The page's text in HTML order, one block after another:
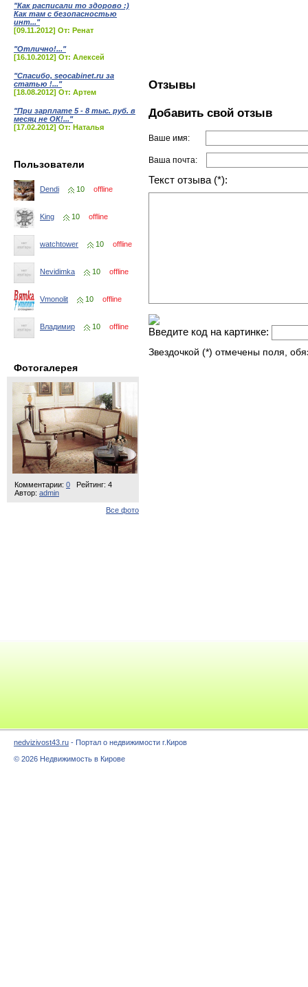
"Как расписали то здорово :)
Как там с безопасностью
инт..."
[09.11.2012] От: Ренат
"Отлично!..."
[16.10.2012] От: Алексей
"Спасибо, seocabinet.ru за
статью !..."
[18.08.2012] От: Артем
"При зарплате 5 - 8 тыс. руб. в
месяц не ОК!..."
[17.02.2012] От: Наталья
Пользователи
Dendi 10 offline
King 10 offline
watchtower 10 offline
Nevidimka 10 offline
Vmonolit 10 offline
Владимир 10 offline
Фотогалерея
Комментарии: 0
Рейтинг: 4
Автор: admin
Все фото
Отзывы
Добавить свой отзыв
Ваше имя:
Ваша почта:
Текст отзыва (*):
Введите код на картинке:
Звездочкой (*) отмечены поля,
nedvizivost43.ru - Портал о недвижимости г.Киров
© 2026 Недвижимость в Кирове